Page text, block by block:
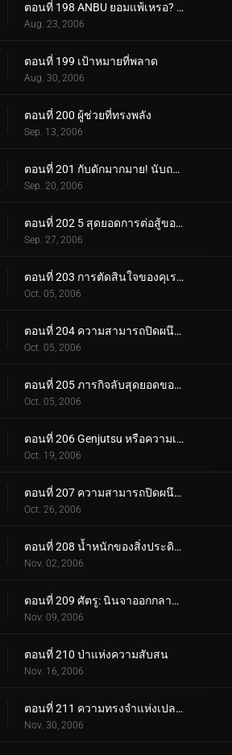
ตอนที่ 198 ANBU ยอมแพ้เหรอ? ความทรงจำของนารูโตะ
Aug. 23, 2006
ตอนที่ 199 เป้าหมายที่พลาด
Aug. 30, 2006
ตอนที่ 200 ผู้ช่วยที่ทรงพลัง
Sep. 13, 2006
ตอนที่ 201 กับดักมากมาย! นับถอยหลังสู่การทำลายล้าง
Sep. 20, 2006
ตอนที่ 202 5 สุดยอดการต่อสู้ของนินจา!
Sep. 27, 2006
ตอนที่ 203 การตัดสินใจของคุเรไน: หน่วยที่ 8 ที่ถูกทิ้งไว้เบื้องหลัง
Oct. 05, 2006
ตอนที่ 204 ความสามารถปิดผนึกของยาคุโมะ
Oct. 05, 2006
ตอนที่ 205 ภารกิจลับสุดยอดของคุเรไน: คำสัญญากับโฮคาเงะรุ่นที่ 3
Oct. 05, 2006
ตอนที่ 206 Genjutsu หรือความเป็นจริง?
Oct. 19, 2006
ตอนที่ 207 ความสามารถปิดผนึกที่ควรจะเป็น
Oct. 26, 2006
ตอนที่ 208 น้ำหนักของสิ่งประดิษฐ์ล้ำค่า!
Nov. 02, 2006
ตอนที่ 209 ศัตรู: นินจาออกกลางคัน
Nov. 09, 2006
ตอนที่ 210 ป่าแห่งความสับสน
Nov. 16, 2006
ตอนที่ 211 ความทรงจำแห่งเปลวไฟ
Nov. 30, 2006